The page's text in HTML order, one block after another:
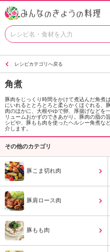
お
い
を
見
つ
け
よ
。
K
エ
ケ
レシピカテゴリへ戻る
角煮
豚肉をじっくり時間をかけて煮込んだ角煮
にいれるととろとろと柔らかくほぐれる、
肉のほかに、大根やゆで卵、厚揚げなどを
リュームおかずのできあがり。豚肉の脂の
シピや、豚もも肉を使ったヘルシー角煮な
介します。
その他のカテゴリ
豚こま切れ肉
豚肩ロース肉
豚もも肉